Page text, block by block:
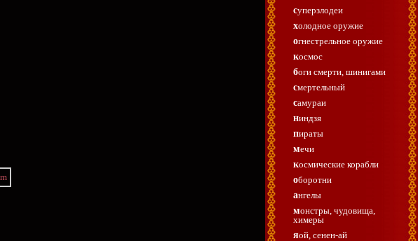
суперзлодеи
холодное оружие
огнестрельное оружие
космос
боги смерти, шинигами
смертельный
самураи
ниндзя
пираты
мечи
космические корабли
оборотни
ангелы
монстры, чудовища,
химеры
яой, сенен-ай